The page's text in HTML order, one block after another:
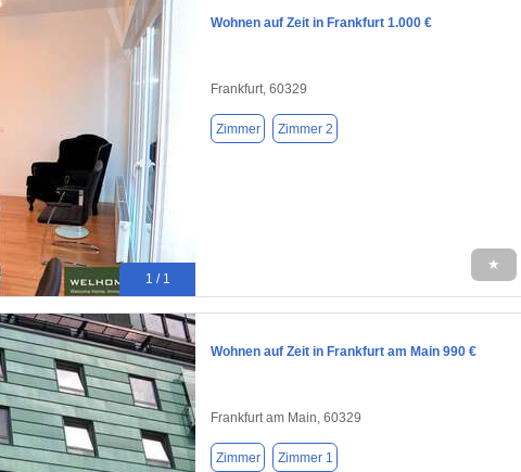
1 / 1
Wohnen auf Zeit in Frankfurt 1.000 €
Frankfurt, 60329
Zimmer Zimmer 2
★
Wohnen auf Zeit in Frankfurt am Main 990 €
Frankfurt am Main, 60329
Zimmer Zimmer 1